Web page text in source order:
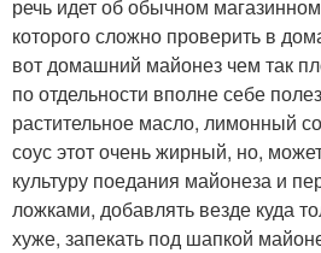
речь идет об обычном
которого сложно проверить в
вот домашний майонез чем так
по отдельности вполне себе
растительное масло, лимонный
соус этот очень жирный, но,
культуру поедания майонеза и
ложками, добавлять везде куда
хуже, запекать под шапкой